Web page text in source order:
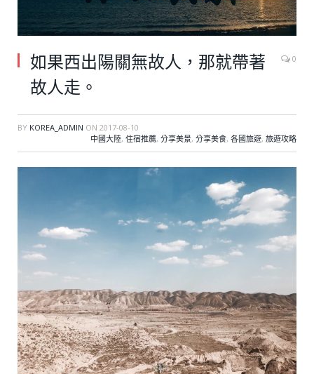
如果西出陽關無故人，那就帶著
故人走。
0
BY KOREA_ADMIN ON 2017-08-10
中國大陸, 住宿推薦, 分享美景, 分享美食, 各國旅遊, 旅遊攻略